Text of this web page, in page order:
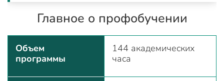
Главное о профобучении
Объем
программы
144 академических
часа